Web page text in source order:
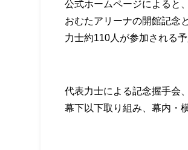
公式ホームページによると
おむたアリーナの開館記念
力士約110人が参加される予
代表力士による記念握手会
幕下以下取り組み、幕内・